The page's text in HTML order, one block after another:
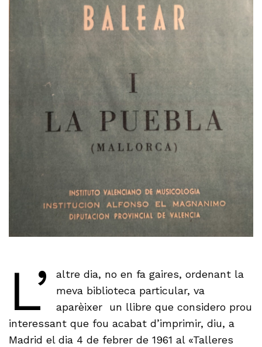
L’
altre dia, no en fa gaires, ordenant la
meva biblioteca particular, va
aparèixer un llibre que considero prou
interessant que fou acabat d’imprimir, diu, a
Madrid el dia 4 de febrer de 1961 al «Talleres